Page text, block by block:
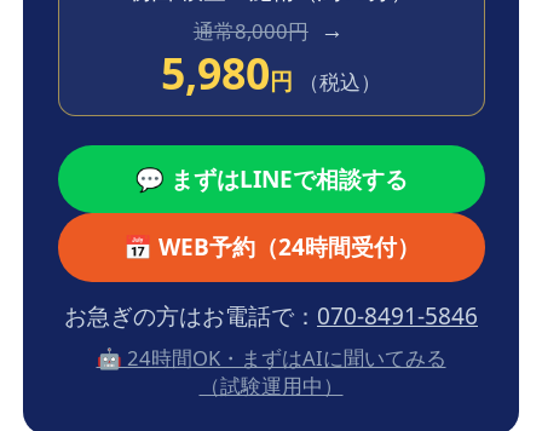
通常8,000円 →
5,980円 （税込）
💬 まずはLINEで相談する
📅 WEB予約（24時間受付）
お急ぎの方はお電話で： 070-8491-5846
🤖 24時間OK・まずはAIに聞いてみる
（試験運用中）